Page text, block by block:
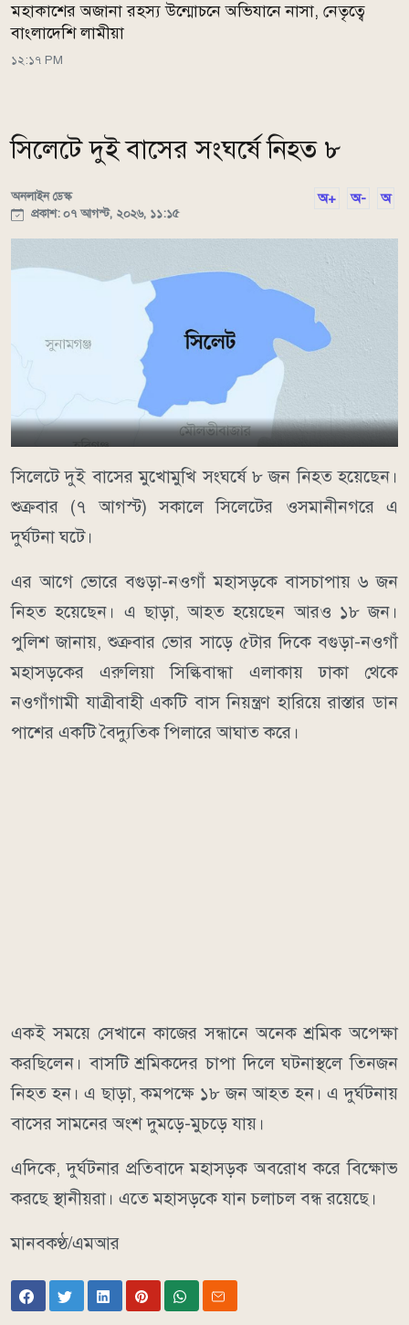
মহাকাশের অজানা রহস্য উন্মোচনে অভিযানে নাসা, নেতৃত্বে
বাংলাদেশি লামীয়া
১২:১৭ PM
সিলেটে দুই বাসের সংঘর্ষে নিহত ৮
অনলাইন ডেস্ক
প্রকাশ: ০৭ আগস্ট, ২০২৬, ১১:১৫
অ+ অ- অ
সিলেটে দুই বাসের মুখোমুখি সংঘর্ষে ৮ জন নিহত হয়েছেন।
শুক্রবার (৭ আগস্ট) সকালে সিলেটের ওসমানীনগরে এ
দুর্ঘটনা ঘটে।
এর আগে ভোরে বগুড়া-নওগাঁ মহাসড়কে বাসচাপায় ৬ জন
নিহত হয়েছেন। এ ছাড়া, আহত হয়েছেন আরও ১৮ জন।
পুলিশ জানায়, শুক্রবার ভোর সাড়ে ৫টার দিকে বগুড়া-নওগাঁ
মহাসড়কের এরুলিয়া সিল্কিবান্ধা এলাকায় ঢাকা থেকে
নওগাঁগামী যাত্রীবাহী একটি বাস নিয়ন্ত্রণ হারিয়ে রাস্তার ডান
পাশের একটি বৈদ্যুতিক পিলারে আঘাত করে।
একই সময়ে সেখানে কাজের সন্ধানে অনেক শ্রমিক অপেক্ষা
করছিলেন। বাসটি শ্রমিকদের চাপা দিলে ঘটনাস্থলে তিনজন
নিহত হন। এ ছাড়া, কমপক্ষে ১৮ জন আহত হন। এ দুর্ঘটনায়
বাসের সামনের অংশ দুমড়ে-মুচড়ে যায়।
এদিকে, দুর্ঘটনার প্রতিবাদে মহাসড়ক অবরোধ করে বিক্ষোভ
করছে স্থানীয়রা। এতে মহাসড়কে যান চলাচল বন্ধ রয়েছে।
মানবকণ্ঠ/এমআর